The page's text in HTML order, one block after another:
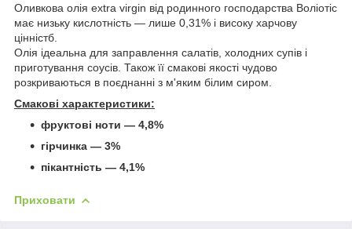
Оливкова олія extra virgin від родинного господарства Воліотіс
має низьку кислотність — лише 0,31% і високу харчову
цінністб.
Олія ідеальна для заправлення салатів, холодних супів і
приготування соусів. Також її смакові якості чудово
розкриваються в поєднанні з м'яким білим сиром.
Смакові характеристики:
фруктові ноти — 4,8%
гірчинка — 3%
пікантність — 4,1%
Приховати